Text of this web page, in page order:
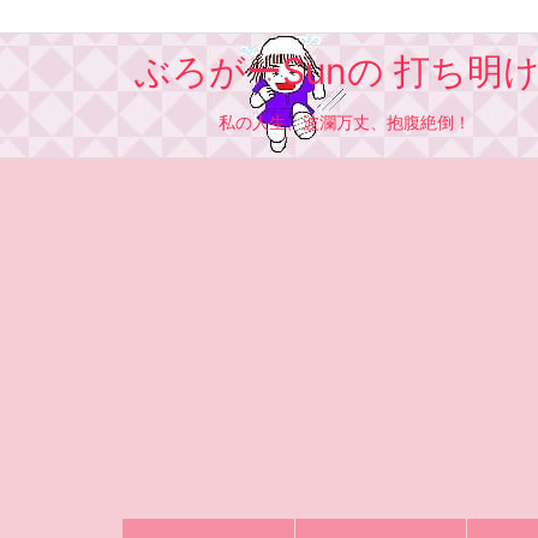
ぶろがーSunの 打ち明
私の人生、波瀾万丈、抱腹絶倒！